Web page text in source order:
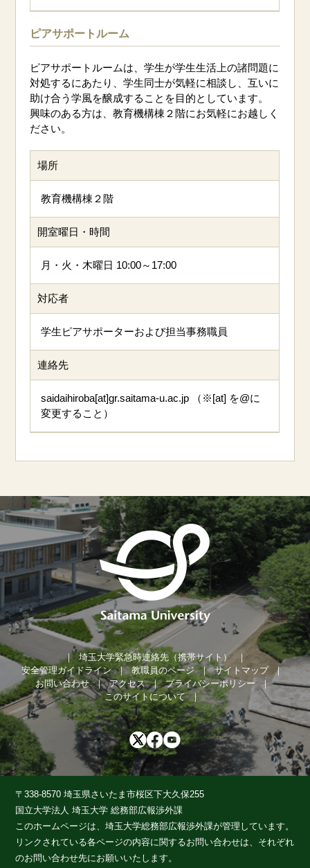
ピアサポートルーム
ピアサポートルームは、学生が学生生活上の諸問題に
対処するにあたり、学生同士が気軽に相談し、互いに
助け合う学風を醸成することを目的としています。
興味のある方は、教育機構棟２階にお気軽にお越しく
ださい。
場所
教育機構棟２階
開室曜日・時間
月・火・木曜日 10:00～17:00
対応者
学生ピアサポーターおよび担当事務職員
連絡先
saidaihiroba[at]gr.saitama-u.ac.jp （※[at] を@に
変更すること）
埼玉大学緊急時連絡先（携帯サイト）
安全管理ガイドライン
教職員のページ
サイトマップ
お問い合わせ
アクセス
プライバシーポリシー
このサイトについて
このホームページは、埼玉大学総務部広報渉外課が管理しています。
リンクされている各ページの内容に関するお問い合わせは、それぞれ
のお問い合わせ先にお願いいたします。
〒338-8570 埼玉県さいたま市桜区下大久保255
国立大学法人 埼玉大学 総務部広報渉外課